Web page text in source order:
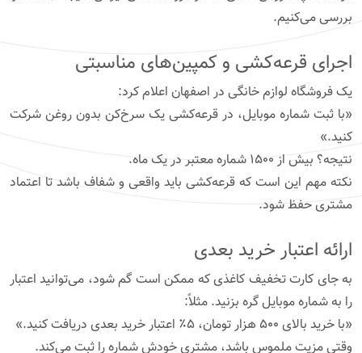
بررسی می‌کنیم.
اجرای قرعه‌کشی و کمپین‌های مناسبتی
یک فروشگاه لوازم خانگی در اصفهان اعلام کرد:
«با ثبت شماره موبایل، در قرعه‌کشی یک سرخ‌کن بدون روغن شرکت
کنید.»
نتیجه؟ بیش از ۱۵۰۰ شماره معتبر در یک ماه.
نکته مهم این است که قرعه‌کشی باید واقعی و شفاف باشد تا اعتماد
مشتری حفظ شود.
ارائه اعتبار خرید بعدی
به جای کارت تخفیف کاغذی که ممکن است گم شود، می‌توانید اعتبار
را به شماره موبایل گره بزنید. مثلاً:
«با خرید بالای ۵۰۰ هزار تومان، ۵٪ اعتبار خرید بعدی دریافت کنید.»
وقتی مزیت ملموس باشد، مشتری خودش شماره را ثبت می‌کند.